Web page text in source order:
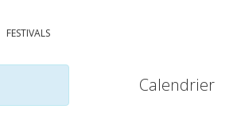
FESTIVALS
Calendrier